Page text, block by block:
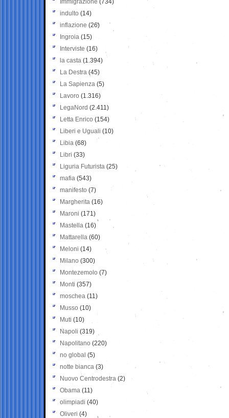
Immigrazione (734)
indulto (14)
inflazione (26)
Ingroia (15)
Interviste (16)
la casta (1.394)
La Destra (45)
La Sapienza (5)
Lavoro (1.316)
LegaNord (2.411)
Letta Enrico (154)
Liberi e Uguali (10)
Libia (68)
Libri (33)
Liguria Futurista (25)
mafia (543)
manifesto (7)
Margherita (16)
Maroni (171)
Mastella (16)
Mattarella (60)
Meloni (14)
Milano (300)
Montezemolo (7)
Monti (357)
moschea (11)
Musso (10)
Muti (10)
Napoli (319)
Napolitano (220)
no global (5)
notte bianca (3)
Nuovo Centrodestra (2)
Obama (11)
olimpiadi (40)
Oliveri (4)